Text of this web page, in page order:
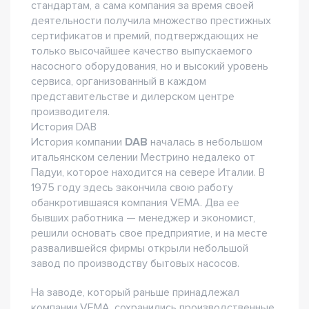
стандартам, а сама компания за время своей
деятельности получила множество престижных
сертификатов и премий, подтверждающих не
только высочайшее качество выпускаемого
насосного оборудования, но и высокий уровень
сервиса, организованный в каждом
представительстве и дилерском центре
производителя.
История DAB
История компании DAB началась в небольшом
итальянском селении Местрино недалеко от
Падуи, которое находится на севере Италии. В
1975 году здесь закончила свою работу
обанкротившаяся компания VEMA. Два ее
бывших работника — менеджер и экономист,
решили основать свое предприятие, и на месте
развалившейся фирмы открыли небольшой
завод по производству бытовых насосов.
На заводе, который раньше принадлежал